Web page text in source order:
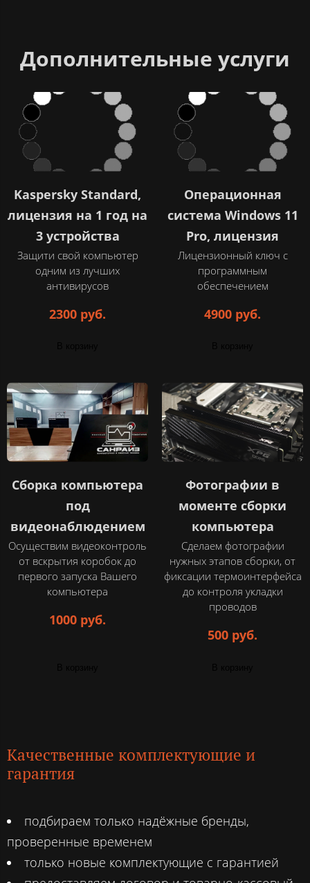
Дополнительные услуги
Kaspersky Standard,
лицензия на 1 год на
3 устройства
Защити свой компьютер
одним из лучших
антивирусов
2300 руб.
Операционная
система Windows 11
Pro, лицензия
Лицензионный ключ с
программным
обеспечением
4900 руб.
Сборка компьютера
под
видеонаблюдением
Осуществим видеоконтроль
от вскрытия коробок до
первого запуска Вашего
компьютера
1000 руб.
Фотографии в
моменте сборки
компьютера
Сделаем фотографии
нужных этапов сборки, от
фиксации термоинтерфейса
до контроля укладки
проводов
500 руб.
Качественные комплектующие и
гарантия
подбираем только надёжные бренды,
проверенные временем
только новые комплектующие с гарантией